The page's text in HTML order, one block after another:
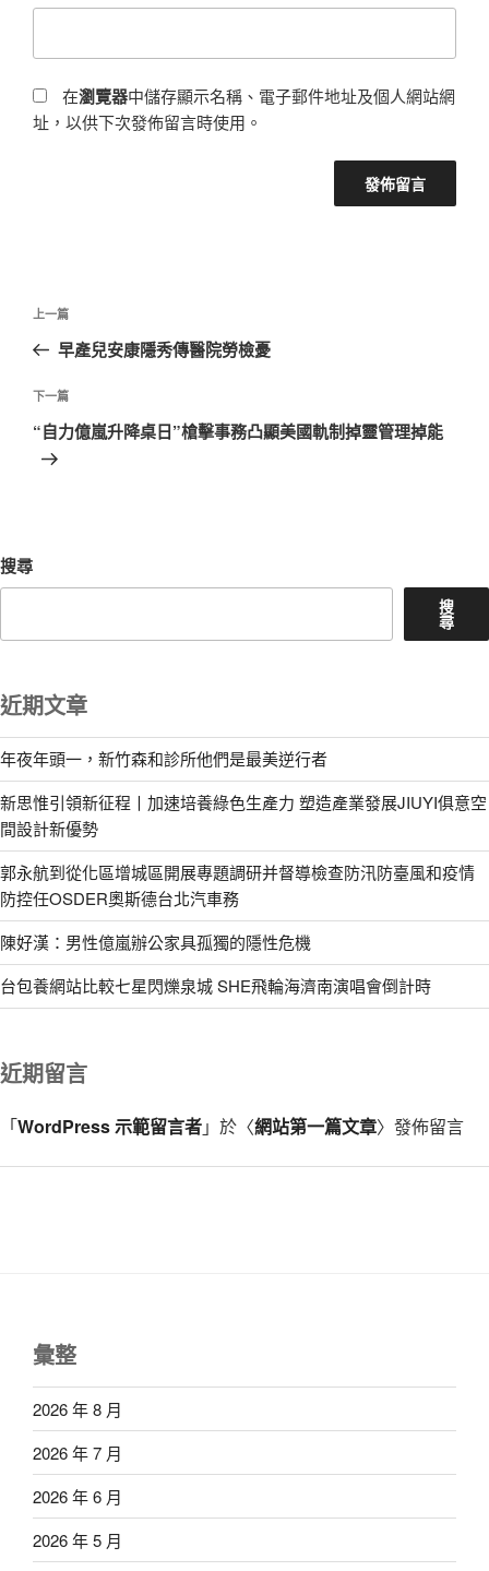
在瀏覽器中儲存顯示名稱、電子郵件地址及個人網站網
址，以供下次發佈留言時使用。
文
導
覽
上
一
文
章
上一篇
早產兒安康隱秀傳醫院勞檢憂
下
一
下一篇
“自力億嵐升降桌日”槍擊事務凸顯美國軌制掉靈管理掉能
搜尋
搜
尋
近期文章
年夜年頭一，新竹森和診所他們是最美逆行者
新思惟引領新征程丨加速培養綠色生產力 塑造產業發展JIUYI俱意空
間設計新優勢
郭永航到從化區增城區開展專題調研并督導檢查防汛防臺風和疫情
防控任OSDER奧斯德台北汽車務
陳好漢：男性億嵐辦公家具孤獨的隱性危機
台包養網站比較七星閃爍泉城 SHE飛輪海濟南演唱會倒計時
近期留言
「WordPress 示範留言者」於〈網站第一篇文章〉發佈留言
彙整
2026 年 8 月
2026 年 7 月
2026 年 6 月
2026 年 5 月